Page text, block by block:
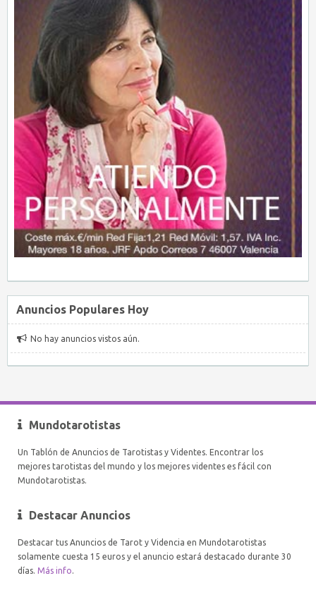
Anuncios Populares Hoy
No hay anuncios vistos aún.
Mundotarotistas
Un Tablón de Anuncios de Tarotistas y Videntes. Encontrar los
mejores tarotistas del mundo y los mejores videntes es fácil con
Mundotarotistas.
Destacar Anuncios
Destacar tus Anuncios de Tarot y Videncia en Mundotarotistas
solamente cuesta 15 euros y el anuncio estará destacado durante 30
días. Más info.